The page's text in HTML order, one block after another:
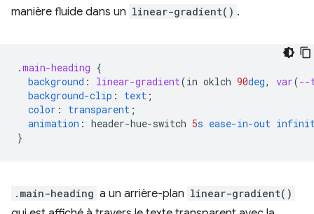
manière fluide dans un linear-gradient() .
.main-heading {
background : linear-gradient(in oklch 90deg, var(--
background-clip : text ;
color : transparent ;
animation : header-hue-switch 5s ease-in-out
}
.main-heading a un arrière-plan linear-gradient()